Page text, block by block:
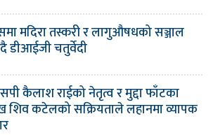
मदिरा तस्करी र लागुऔषधको सञ्जाल
डीआईजी चतुर्वेदी
कैलाश राईको नेतृत्व र मुद्दा फाँटका
शिव कटेलको सक्रियताले लहानमा व्यापक